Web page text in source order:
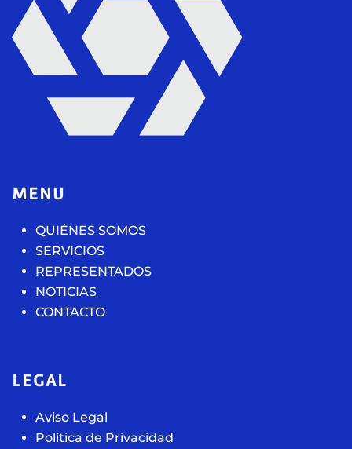
MENU
QUIÉNES SOMOS
SERVICIOS
REPRESENTADOS
NOTICIAS
CONTACTO
LEGAL
Aviso Legal
Política de Privacidad